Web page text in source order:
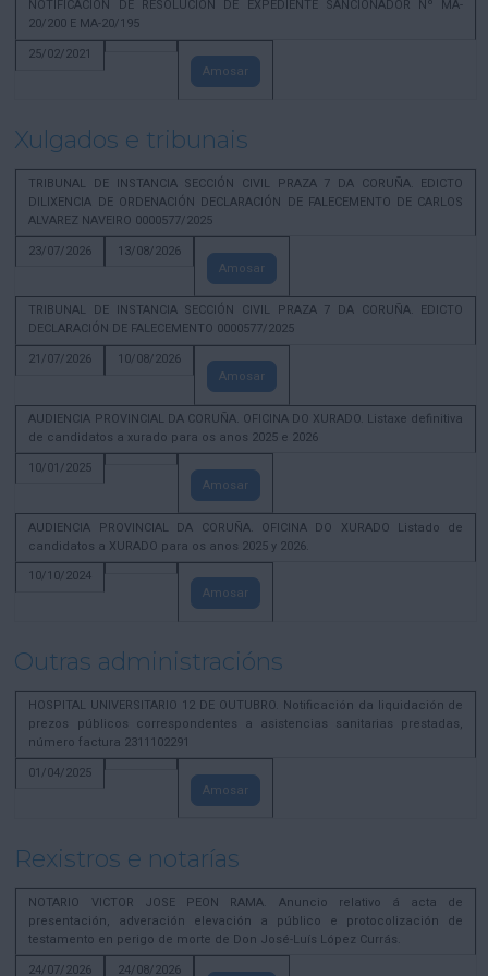
NOTIFICACION DE RESOLUCION DE EXPEDIENTE SANCIONADOR Nº MA-
20/200 E MA-20/195
25/02/2021
Amosar
Xulgados e tribunais
TRIBUNAL DE INSTANCIA SECCIÓN CIVIL PRAZA 7 DA CORUÑA. EDICTO
DILIXENCIA DE ORDENACIÓN DECLARACIÓN DE FALECEMENTO DE CARLOS
ALVAREZ NAVEIRO 0000577/2025
23/07/2026
13/08/2026
Amosar
TRIBUNAL DE INSTANCIA SECCIÓN CIVIL PRAZA 7 DA CORUÑA. EDICTO
DECLARACIÓN DE FALECEMENTO 0000577/2025
21/07/2026
10/08/2026
Amosar
AUDIENCIA PROVINCIAL DA CORUÑA. OFICINA DO XURADO. Listaxe definitiva
de candidatos a xurado para os anos 2025 e 2026
10/01/2025
Amosar
AUDIENCIA PROVINCIAL DA CORUÑA. OFICINA DO XURADO Listado de
candidatos a XURADO para os anos 2025 y 2026.
10/10/2024
Amosar
Outras administracións
HOSPITAL UNIVERSITARIO 12 DE OUTUBRO. Notificación da liquidación de
prezos públicos correspondentes a asistencias sanitarias prestadas,
número factura 2311102291
01/04/2025
Amosar
Rexistros e notarías
NOTARIO VICTOR JOSE PEON RAMA. Anuncio relativo á acta de
presentación, adveración elevación a público e protocolización de
testamento en perigo de morte de Don José-Luís López Currás.
24/07/2026
24/08/2026